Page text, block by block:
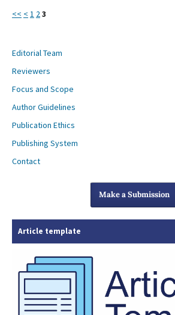
<< < 1 23
Editorial Team
Reviewers
Focus and Scope
Author Guidelines
Publication Ethics
Publishing System
Contact
Make a Submission
Article template